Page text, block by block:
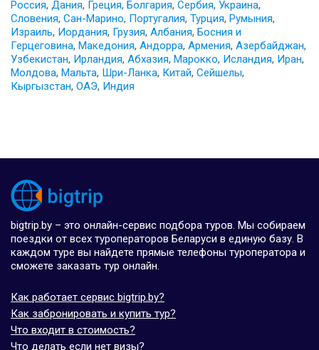
Россия, Дания, Греция, Болгария, Сербия, Украина,
Словения, Сан-Марино, Португалия, Турция, Румыния,
Израиль, Иордания, Грузия, Албания, Босния и
Герцеговина, Македония, Андорра, Армения, Азербайджан,
Узбекистан, Ирландия, Абхазия, Марокко, Исландия, Иран,
Молдова, Мальта, Шри-Ланка, Китай, Сейшелы,
Кыргызстан, ОАЭ, Индия
bigtrip.by – это онлайн-сервис подбора туров. Мы собираем
поездки от всех туроператоров Беларуси в единую базу. В
каждом туре вы найдете прямые телефоны туроператора и
сможете заказать тур онлайн.
Как работает сервис bigtrip.by?
Как забронировать и купить тур?
Что входит в стоимость?
Что делать если нет визы?